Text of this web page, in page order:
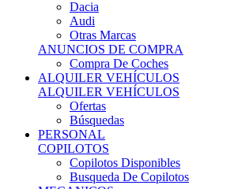
Otras Marcas
ANUNCIOS DE COMPRA
Compra De Coches
ALQUILER VEHÍCULOS
ALQUILER VEHÍCULOS
Ofertas
Búsquedas
PERSONAL
COPILOTOS
Copilotos Disponibles
Busqueda De Copilotos
MECANICOS
Mecánicos Disponibles